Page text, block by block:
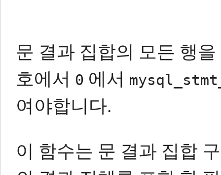
문 결과 집합의 모든 행
호에서 0 에서
여야합니다.
이 함수는 문 결과 집합